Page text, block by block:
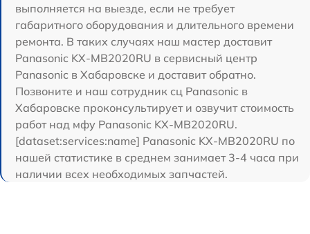
выполняется на выезде, если не требует
габаритного оборудования и длительного времени
ремонта. В таких случаях наш мастер доставит
Panasonic KX-MB2020RU в сервисный центр
Panasonic в Хабаровске и доставит обратно.
Позвоните и наш сотрудник сц Panasonic в
Хабаровске проконсультирует и озвучит стоимость
работ над мфу Panasonic KX-MB2020RU.
[dataset:services:name] Panasonic KX-MB2020RU по
нашей статистике в среднем занимает 3-4 часа при
наличии всех необходимых запчастей.